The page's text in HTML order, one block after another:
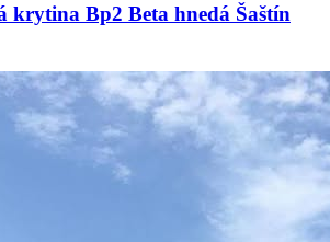
krytina Bp2 Beta hnedá Šaštín